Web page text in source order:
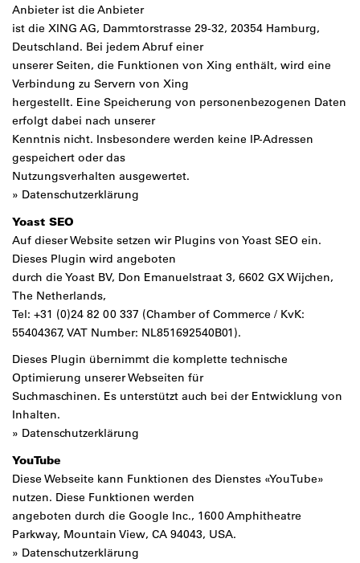
Anbieter ist die Anbieter
ist die XING AG, Dammtorstrasse 29-32, 20354 Hamburg,
Deutschland. Bei jedem Abruf einer
unserer Seiten, die Funktionen von Xing enthält, wird eine
Verbindung zu Servern von Xing
hergestellt. Eine Speicherung von personenbezogenen Daten
erfolgt dabei nach unserer
Kenntnis nicht. Insbesondere werden keine IP-Adressen
gespeichert oder das
Nutzungsverhalten ausgewertet.
» Datenschutzerklärung
Yoast SEO
Auf dieser Website setzen wir Plugins von Yoast SEO ein.
Dieses Plugin wird angeboten
durch die Yoast BV, Don Emanuelstraat 3, 6602 GX Wijchen,
The Netherlands,
Tel: +31 (0)24 82 00 337 (Chamber of Commerce / KvK:
55404367, VAT Number: NL851692540B01).
Dieses Plugin übernimmt die komplette technische
Optimierung unserer Webseiten für
Suchmaschinen. Es unterstützt auch bei der Entwicklung von
Inhalten.
» Datenschutzerklärung
YouTube
Diese Webseite kann Funktionen des Dienstes «YouTube»
nutzen. Diese Funktionen werden
angeboten durch die Google Inc., 1600 Amphitheatre
Parkway, Mountain View, CA 94043, USA.
» Datenschutzerklärung